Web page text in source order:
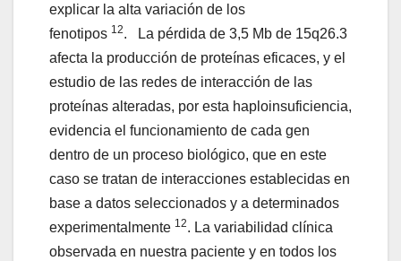
explicar la alta variación de los
fenotipos 12. La pérdida de 3,5 Mb de 15q26.3
afecta la producción de proteínas eficaces, y el
estudio de las redes de interacción de las
proteínas alteradas, por esta haploinsuficiencia,
evidencia el funcionamiento de cada gen
dentro de un proceso biológico, que en este
caso se tratan de interacciones establecidas en
base a datos seleccionados y a determinados
experimentalmente 12. La variabilidad clínica
observada en nuestra paciente y en todos los